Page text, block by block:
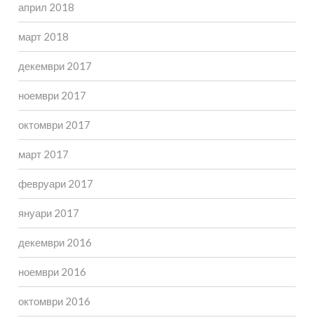
април 2018
март 2018
декември 2017
ноември 2017
октомври 2017
март 2017
февруари 2017
януари 2017
декември 2016
ноември 2016
октомври 2016